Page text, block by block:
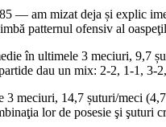
— am mizat deja și explic
patternul ofensiv al
în ultimele 3 meciuri,
dau un mix: 2-2, 1-1,
3 meciuri, 14,7 șuturi/meci
lor de posesie şi şuturi